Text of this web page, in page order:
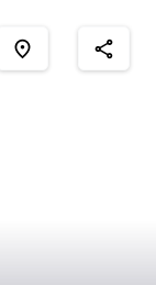
place share